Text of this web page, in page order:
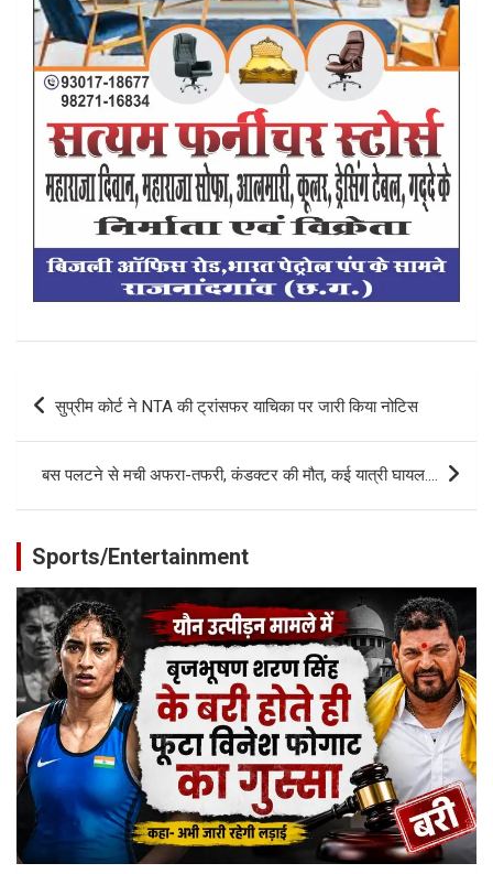
Post
navigation
सुप्रीम कोर्ट ने NTA की ट्रांसफर याचिका पर जारी किया नोटिस
बस पलटने से मची अफरा-तफरी, कंडक्टर की मौत, कई यात्री घायल….
Sports/Entertainment